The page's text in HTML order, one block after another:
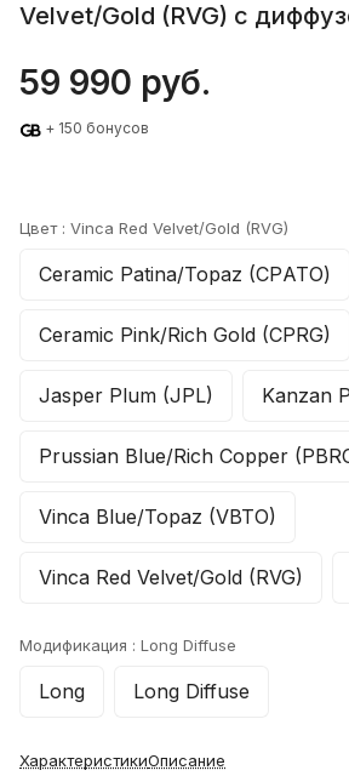
Velvet/Gold (RVG) с
59 990 руб.
+ 150 бонусов
Цвет : Vinca Red Velvet/Gold (RVG)
Ceramic Patina/Topaz (CPАТО)
Ceramic Pink/Rich Gold (CPRG)
Jasper Plum (JPL) Kanzan
Prussian Blue/Rich Copper
Vinca Blue/Topaz (VBTO)
Vinca Red Velvet/Gold (RVG)
Модификация : Long Diffuse
Long Long Diffuse
ХарактеристикиОписание